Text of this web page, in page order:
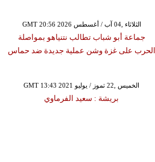
GMT 20:56 2026 الثلاثاء ,04 آب / أغسطس
جماعة أبو شباب تطالب نتنياهو بمواصلة
الحرب على غزة وشن عملية جديدة ضد حماس
GMT 13:43 2021 الخميس ,22 تموز / يوليو
بريشة : سعيد الفرماوي